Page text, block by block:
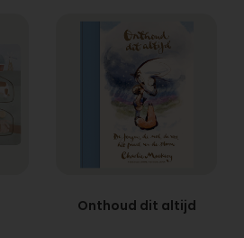
Onthoud dit altijd